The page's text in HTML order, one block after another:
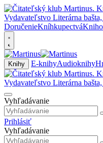
DoručenieKníhkupectvá
Knihy E-knihyAudioknihy
Vyhľadávanie
Prihlásiť
Vyhľadávanie